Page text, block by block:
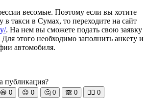
весомые. Поэтому если вы хотите
в такси в Сумах, то переходите на сайт
. На нем вы сможете подать свою заявку
Для этого необходимо заполнить анкету и
автомобиля.
публикация?
😆 0 😡 0 🤔 0 🙈 0 🧘‍♀️ 0